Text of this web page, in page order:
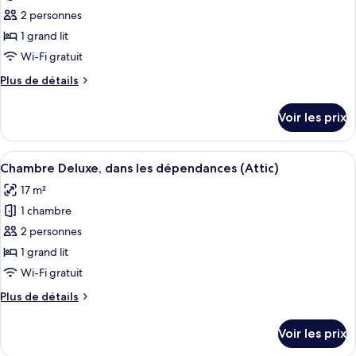
chambre
pour
ce
type
chambre :
dans
les
dépendances
2 personnes
1 grand lit
Wi-Fi gratuit
Plus de détails
Plus
le
type
de
Chambre
Deluxe,
les
dépendances
Voir les prix
Afficher
toutes
les
photos
pour
ce
type
chambre :
Une chambre aménagée dans les
6
Chambre Deluxe, dans les dépendances (Attic)
17 m²
1 chambre
2 personnes
1 grand lit
Wi-Fi gratuit
Plus de détails
Plus
le
Voir les prix